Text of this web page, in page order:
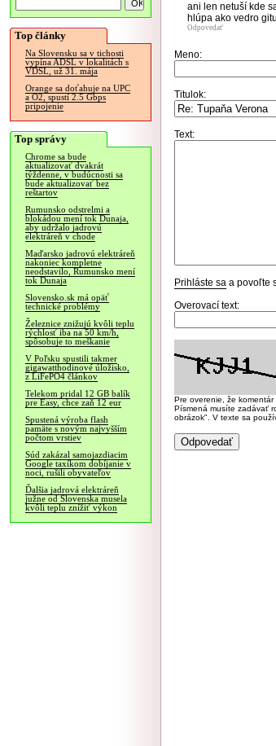
Top články
Na Slovensku sa v tichosti
vypína ADSL v lokalitách s
VDSL, už 31. mája
Orange sa doťahuje na UPC
a O2, spustí 2.5 Gbps
pripojenie
Top správy
Chrome sa bude
aktualizovať dvakrát
týždenne, v budúcnosti sa
bude aktualizovať bez
reštartov
Rumunsko odstrelmi a
blokádou mení tok Dunaja,
aby udržalo jadrovú
elektráreň v chode
Maďarsko jadrovú elektráreň
nakoniec kompletne
neodstavilo, Rumunsko mení
tok Dunaja
Slovensko.sk má opäť
technické problémy
Železnice znižujú kvôli teplu
rýchlosť iba na 50 km/h,
spôsobuje to meškanie
V Poľsku spustili takmer
gigawatthodinové úložisko,
z LiFePO4 článkov
Telekom pridal 12 GB balík
pre Easy, chce zaň 12 eur
Spustená výroba flash
pamäte s novým najvyšším
počtom vrstiev
Súd zakázal samojazdiacim
Google taxíkom dobíjanie v
noci, rušili obyvateľov
Ďalšia jadrová elektráreň
južne od Slovenska musela
kvôli teplu znížiť výkon
ani len netuší kde
hlúpa ako vedro
Odpovedať
Meno:
Titulok:
Text:
Prihláste sa a povoľte
Overovací text:
Pre overenie, že
Písmená musíte zadávať
obrázok". V texte sa